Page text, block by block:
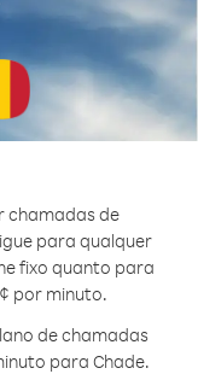
chamadas de
para qualquer
fixo quanto para
por minuto.
de chamadas
para Chade.